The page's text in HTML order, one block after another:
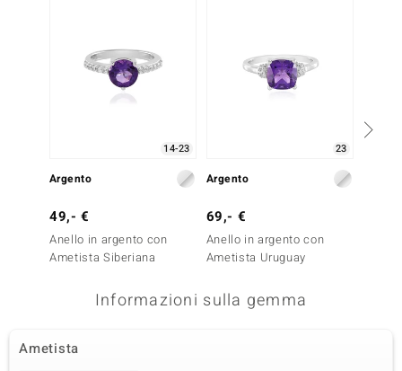
14-23
Argento
49,- €
Anello in argento con
Ametista Siberiana
23
Argento
69,- €
Anello in argento con
Ametista Uruguay
Informazioni sulla gemma
Ametista